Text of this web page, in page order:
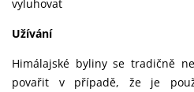
vyluhovat
Užívání
Himálajské byliny se tradičně
povařit v případě, že je